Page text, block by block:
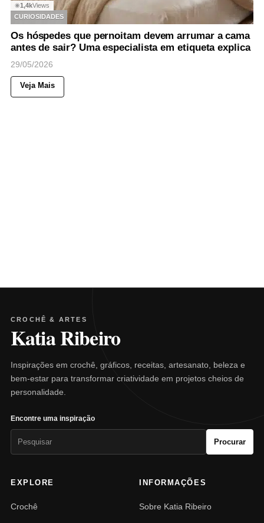
◉1,4kViews
CURIOSIDADES
Os hóspedes que pernoitam devem arrumar a cama
antes de sair? Uma especialista em etiqueta explica
29/05/2026
Veja Mais
CROCHÊ & ARTES
Katia Ribeiro
Inspirações em crochê, gráficos, receitas, artesanato, beleza e
bem-estar para transformar criatividade em projetos cheios de
personalidade.
Encontre uma inspiração
Procurar
EXPLORE
Crochê
INFORMAÇÕES
Sobre Katia Ribeiro